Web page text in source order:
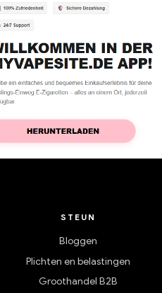
STEUN
Bloggen
Plichten en belastingen
Groothandel B2B